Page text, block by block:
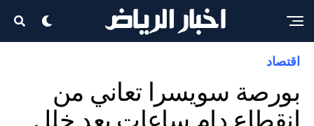
اقتصاد
بورصة سويسرا تعاني من
انقطاع دام ساعات بعد خلل